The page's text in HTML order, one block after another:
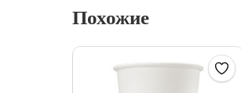
Похожие